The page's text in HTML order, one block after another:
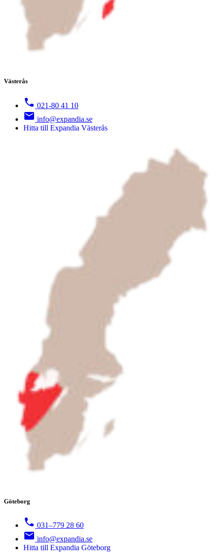
Västerås
021-80 41 10
info@expandia.se
Hitta till Expandia Västerås
Göteborg
031–779 28 60
info@expandia.se
Hitta till Expandia Göteborg